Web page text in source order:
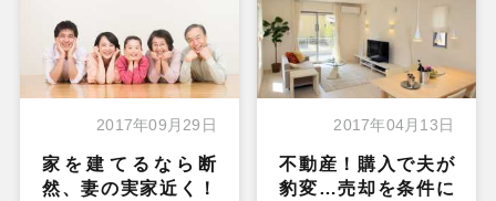
2017年09月29日
家を建てるなら断
然、妻の実家近く！
2017年04月13日
不動産！購入で夫が
豹変…売却を条件に